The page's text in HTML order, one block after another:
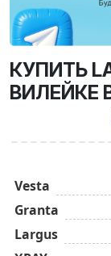
КУПИТЬ
ВИЛЕЙКЕ
Vesta
Granta
Largus